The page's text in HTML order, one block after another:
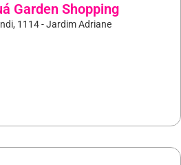
Garden Shopping
1114 - Jardim Adriane